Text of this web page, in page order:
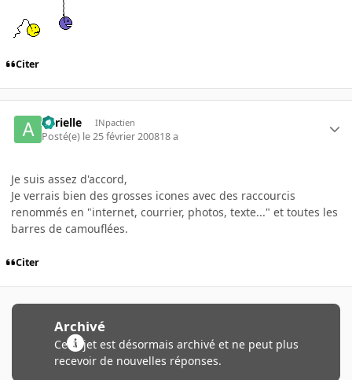
Citer
aurielle INpactien
Posté(e) le 25 février 200818 a
Je suis assez d'accord,
Je verrais bien des grosses icones avec des raccourcis
renommés en "internet, courrier, photos, texte..." et toutes les
barres de camouflées.
Citer
Archivé
Ce sujet est désormais archivé et ne peut plus
recevoir de nouvelles réponses.